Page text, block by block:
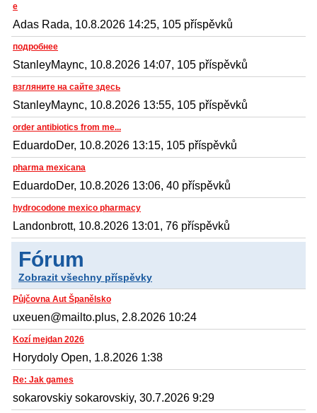
e
Adas Rada, 10.8.2026 14:25, 105 příspěvků
подробнее
StanleyMaync, 10.8.2026 14:07, 105 příspěvků
взгляните на сайте здесь
StanleyMaync, 10.8.2026 13:55, 105 příspěvků
order antibiotics from me...
EduardoDer, 10.8.2026 13:15, 105 příspěvků
pharma mexicana
EduardoDer, 10.8.2026 13:06, 40 příspěvků
hydrocodone mexico pharmacy
Landonbrott, 10.8.2026 13:01, 76 příspěvků
Fórum
Zobrazit všechny příspěvky
Půjčovna Aut Španělsko
uxeuen@mailto.plus, 2.8.2026 10:24
Kozí mejdan 2026
Horydoly Open, 1.8.2026 1:38
Re: Jak games
sokarovskiy sokarovskiy, 30.7.2026 9:29